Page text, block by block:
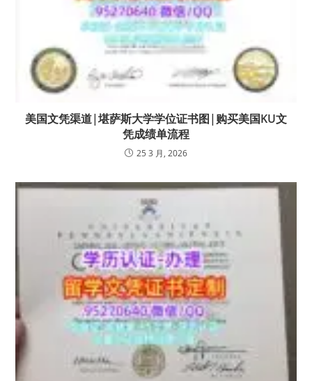
美国文凭渠道|堪萨斯大学学位证书图|购买美国KU文
凭成绩单流程
25 3 月, 2026